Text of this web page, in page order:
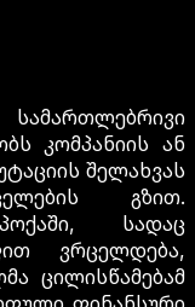
კომპანიის ან
შელახვას
გზით.
სადაც
ვრცელდება,
ცილისწამებამ